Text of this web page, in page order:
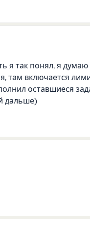
я так понял, я
там включается
оставшиеся
дальше)